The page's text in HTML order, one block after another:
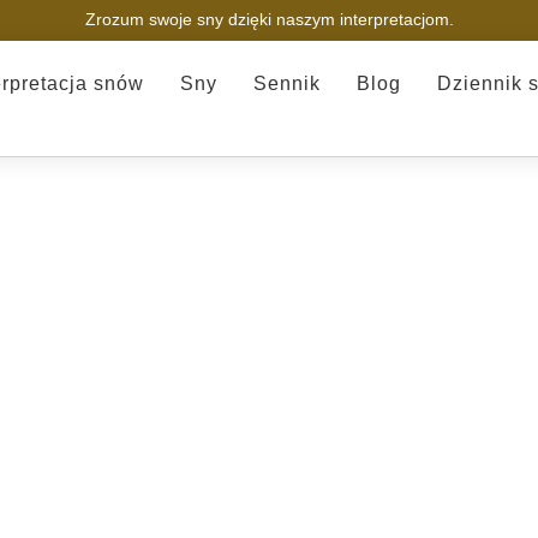
Zrozum swoje sny dzięki naszym interpretacjom.
snów Sny Sennik Blog Dziennik